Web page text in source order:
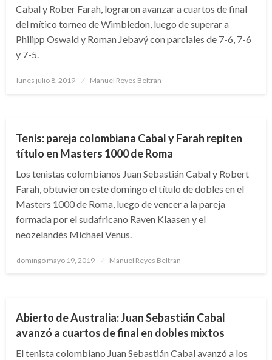
Cabal y Rober Farah, lograron avanzar a cuartos de final
del mítico torneo de Wimbledon, luego de superar a
Philipp Oswald y Roman Jebavý con parciales de 7-6, 7-6
y 7-5.
Publicado
lunes julio 8, 2019 Manuel Reyes Beltran
Tenis: pareja colombiana Cabal y Farah repiten
título en Masters 1000 de Roma
Los tenistas colombianos Juan Sebastián Cabal y Robert
Farah, obtuvieron este domingo el título de dobles en el
Masters 1000 de Roma, luego de vencer a la pareja
formada por el sudafricano Raven Klaasen y el
neozelandés Michael Venus.
Publicado
domingo mayo 19, 2019 Manuel Reyes Beltran
Abierto de Australia: Juan Sebastián Cabal
avanzó a cuartos de final en dobles mixtos
El tenista colombiano Juan Sebastián Cabal avanzó a los